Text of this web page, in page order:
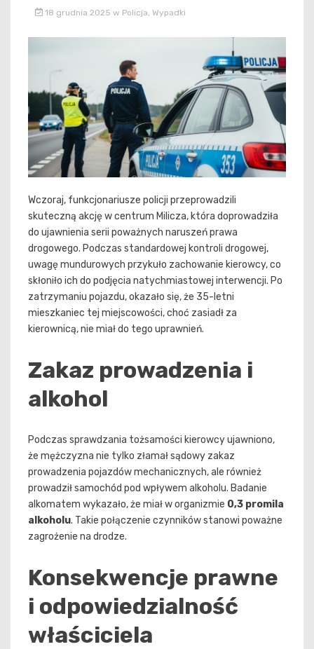
18 grudnia 2025 w Policja Wypadki
Wczoraj, funkcjonariusze policji przeprowadzili
skuteczną akcję w centrum Milicza, która doprowadziła
do ujawnienia serii poważnych naruszeń prawa
drogowego. Podczas standardowej kontroli drogowej,
uwagę mundurowych przykuło zachowanie kierowcy, co
skłoniło ich do podjęcia natychmiastowej interwencji. Po
zatrzymaniu pojazdu, okazało się, że 35-letni
mieszkaniec tej miejscowości, choć zasiadł za
kierownicą, nie miał do tego uprawnień.
Zakaz prowadzenia i
alkohol
Podczas sprawdzania tożsamości kierowcy ujawniono,
że mężczyzna nie tylko złamał sądowy zakaz
prowadzenia pojazdów mechanicznych, ale również
prowadził samochód pod wpływem alkoholu. Badanie
alkomatem wykazało, że miał w organizmie 0,3 promila
alkoholu. Takie połączenie czynników stanowi poważne
zagrożenie na drodze.
Konsekwencje prawne
i odpowiedzialność
właściciela